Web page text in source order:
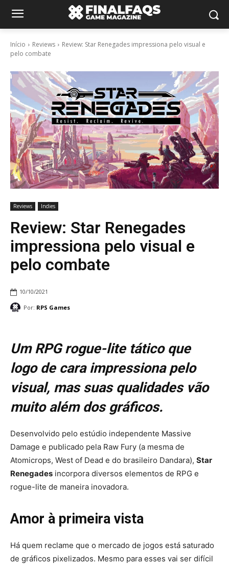
Início Reviews
Review: Star Renegades impressiona pelo visual e
pelo combate
Reviews Indies
Review: Star Renegades
impressiona pelo visual e
pelo combate
10/10/2021
Por: RPS Games
Um RPG rogue-lite tático que
logo de cara impressiona pelo
visual, mas suas qualidades vão
muito além dos gráficos.
Desenvolvido pelo estúdio independente Massive
Damage e publicado pela Raw Fury (a mesma de
Atomicrops, West of Dead e do brasileiro Dandara), Star
Renegades incorpora diversos elementos de RPG e
rogue-lite de maneira inovadora.
Amor à primeira vista
Há quem reclame que o mercado de jogos está saturado
de gráficos pixelizados. Mesmo para esses vai ser difícil